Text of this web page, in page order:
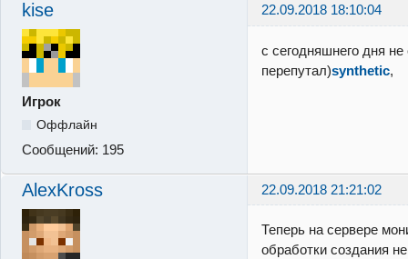
kise 22.09.2018 18:10:04
Игрок
Оффлайн
Сообщений: 195
с сегодняшнего дня не
перепутал)synthetic,
AlexKross 22.09.2018 21:21:02
Теперь на сервере
обработки создания